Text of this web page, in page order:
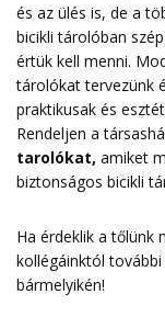
és az ülés is, de a
bicikli tárolóban
értük kell menni.
tárolókat tervezünk
praktikusak és
Rendeljen a
tarolókat, amiket
biztonságos bicikli
Ha érdeklik a tőlünk
kollégáinktól
bármelyikén!